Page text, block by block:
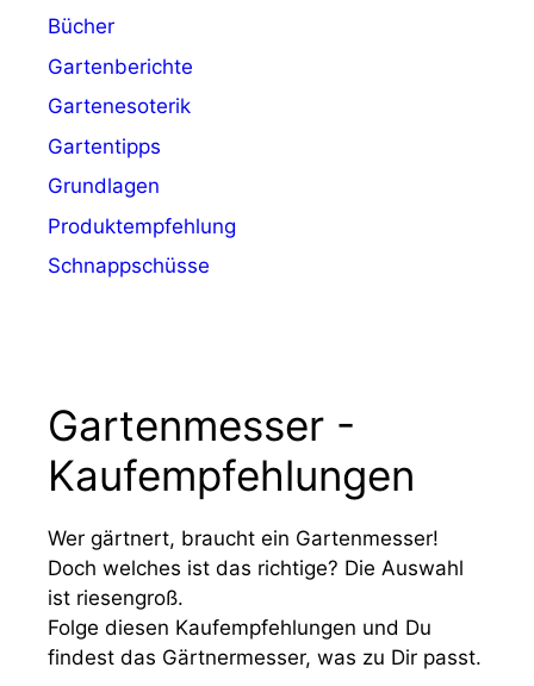
Bücher
Gartenberichte
Gartenesoterik
Gartentipps
Grundlagen
Produktempfehlung
Schnappschüsse
Gartenmesser -
Kaufempfehlungen
Wer gärtnert, braucht ein Gartenmesser!
Doch welches ist das richtige? Die Auswahl
ist riesengroß.
Folge diesen Kaufempfehlungen und Du
findest das Gärtnermesser, was zu Dir passt.